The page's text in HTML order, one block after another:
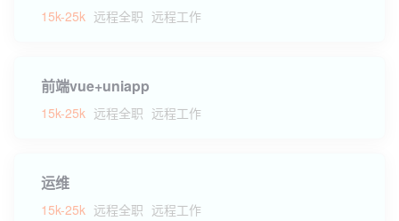
15k-25k 远程全职 远程工作
前端vue+uniapp
15k-25k 远程全职 远程工作
运维
15k-25k 远程全职 远程工作